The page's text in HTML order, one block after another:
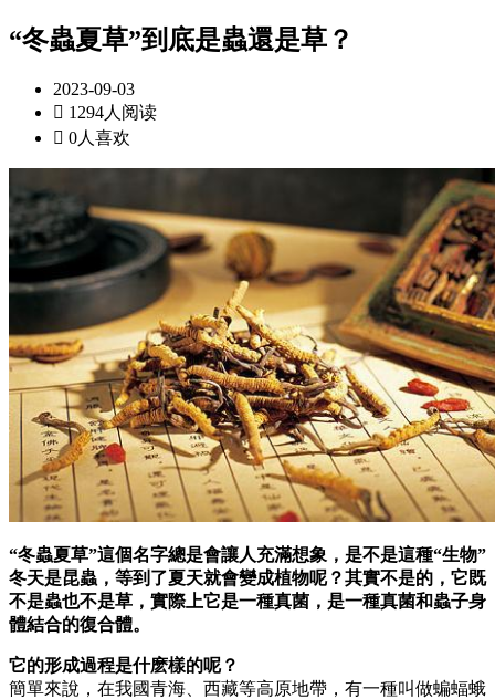
“冬蟲夏草”到底是蟲還是草？
2023-09-03
 1294人阅读
 0人喜欢
“冬蟲夏草”這個名字總是會讓人充滿想象，是不是這種“生物”
冬天是昆蟲，等到了夏天就會變成植物呢？其實不是的，它既
不是蟲也不是草，實際上它是一種真菌，是一種真菌和蟲子身
體結合的復合體。
它的形成過程是什麽樣的呢？
簡單來說，在我國青海、西藏等高原地帶，有一種叫做蝙蝠蛾